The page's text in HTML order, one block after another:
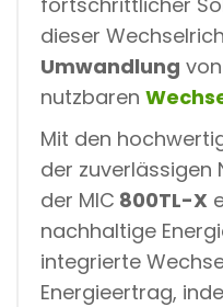
dieser
Umwandlung von
nutzbaren
Mit den
der zuverlässigen
der MIC 800TL-X
nachhaltige
integrierte
Energieertrag,